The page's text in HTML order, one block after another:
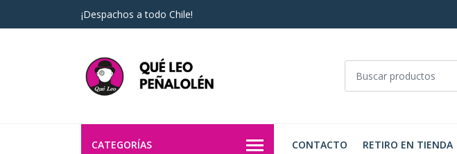
¡Despachos a todo Chile!
CATEGORÍAS CONTACTO RETIRO EN TIENDA